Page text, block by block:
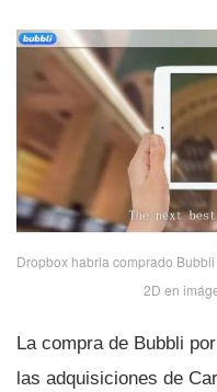
Dropbox habria comprado
2D en
La compra de Bubbli
las adquisiciones de